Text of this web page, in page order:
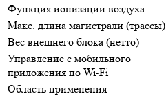
Функция ионизации воздуха
Макс. длина магистрали (трассы)
Вес внешнего блока (нетто)
Управление c мобильного
приложения по Wi-Fi
Область применения